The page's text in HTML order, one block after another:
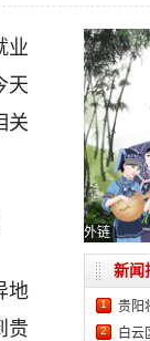
业
天
关
地
贵
外链
新闻
1 贵阳
2 白云